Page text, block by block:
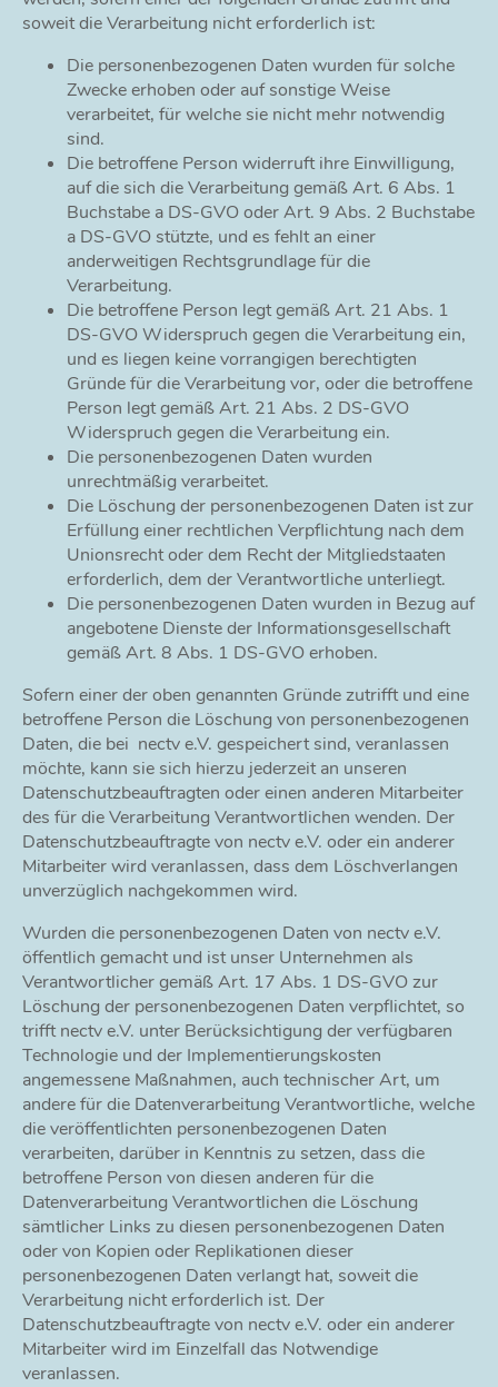
soweit die Verarbeitung nicht erforderlich ist:
Die personenbezogenen Daten wurden für solche
Zwecke erhoben oder auf sonstige Weise
verarbeitet, für welche sie nicht mehr notwendig
sind.
Die betroffene Person widerruft ihre Einwilligung,
auf die sich die Verarbeitung gemäß Art. 6 Abs. 1
Buchstabe a DS-GVO oder Art. 9 Abs. 2 Buchstabe
a DS-GVO stützte, und es fehlt an einer
anderweitigen Rechtsgrundlage für die
Verarbeitung.
Die betroffene Person legt gemäß Art. 21 Abs. 1
DS-GVO Widerspruch gegen die Verarbeitung ein,
und es liegen keine vorrangigen berechtigten
Gründe für die Verarbeitung vor, oder die betroffene
Person legt gemäß Art. 21 Abs. 2 DS-GVO
Widerspruch gegen die Verarbeitung ein.
Die personenbezogenen Daten wurden
unrechtmäßig verarbeitet.
Die Löschung der personenbezogenen Daten ist zur
Erfüllung einer rechtlichen Verpflichtung nach dem
Unionsrecht oder dem Recht der Mitgliedstaaten
erforderlich, dem der Verantwortliche unterliegt.
Die personenbezogenen Daten wurden in Bezug auf
angebotene Dienste der Informationsgesellschaft
gemäß Art. 8 Abs. 1 DS-GVO erhoben.
Sofern einer der oben genannten Gründe zutrifft und eine
betroffene Person die Löschung von personenbezogenen
Daten, die bei nectv e.V. gespeichert sind, veranlassen
möchte, kann sie sich hierzu jederzeit an unseren
Datenschutzbeauftragten oder einen anderen Mitarbeiter
des für die Verarbeitung Verantwortlichen wenden. Der
Datenschutzbeauftragte von nectv e.V. oder ein anderer
Mitarbeiter wird veranlassen, dass dem Löschverlangen
unverzüglich nachgekommen wird.
Wurden die personenbezogenen Daten von nectv e.V.
öffentlich gemacht und ist unser Unternehmen als
Verantwortlicher gemäß Art. 17 Abs. 1 DS-GVO zur
Löschung der personenbezogenen Daten verpflichtet, so
trifft nectv e.V. unter Berücksichtigung der verfügbaren
Technologie und der Implementierungskosten
angemessene Maßnahmen, auch technischer Art, um
andere für die Datenverarbeitung Verantwortliche, welche
die veröffentlichten personenbezogenen Daten
verarbeiten, darüber in Kenntnis zu setzen, dass die
betroffene Person von diesen anderen für die
Datenverarbeitung Verantwortlichen die Löschung
sämtlicher Links zu diesen personenbezogenen Daten
oder von Kopien oder Replikationen dieser
personenbezogenen Daten verlangt hat, soweit die
Verarbeitung nicht erforderlich ist. Der
Datenschutzbeauftragte von nectv e.V. oder ein anderer
Mitarbeiter wird im Einzelfall das Notwendige
veranlassen.